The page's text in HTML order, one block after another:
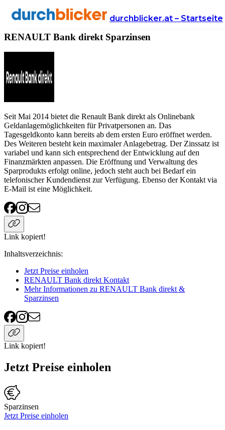
durchblicker.at – Startseite
Anbieter Finanzen sparzinsen RENAULT Bank direkt
RENAULT Bank direkt Sparzinsen
Seit Mai 2014 bietet die Renault Bank direkt als Onlinebank
Geldanlagemöglichkeiten für Privatpersonen an. Das
Tagesgeldkonto kann bereits ab dem ersten Euro eröffnet werden.
Des Weiteren besteht kein maximaler Anlagebetrag. Der Zinssatz ist
variabel und kann sich entsprechend der Entwicklung auf den
Finanzmärkten anpassen. Die Eröffnung und Verwaltung des
Sparprodukts erfolgt online, jedoch steht auch bei Bedarf ein
telefonischer Kundendienst zur Verfügung. Ebenso der Kontakt via
E-Mail ist eine Möglichkeit.
Link kopiert!
Inhaltsverzeichnis:
Jetzt Preise einholen
RENAULT Bank direkt Kontakt
Mehr Informationen zu RENAULT Bank direkt &
Sparzinsen
Link kopiert!
Jetzt Preise einholen
Sparzinsen
Jetzt Preise einholen